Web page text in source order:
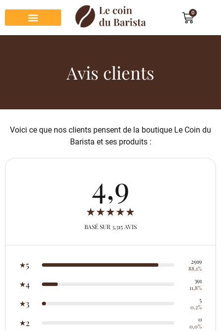
0
Avis clients
Voici ce que nos clients pensent de la boutique Le Coin du
Barista et ses produits :
4,9
★★★★★
BASÉ SUR 3,315 AVIS
★5 2919
88,1%
★4 391
11,8%
★3 5
0,2%
★2 0
0,0%